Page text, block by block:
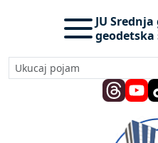
JU
geodetska